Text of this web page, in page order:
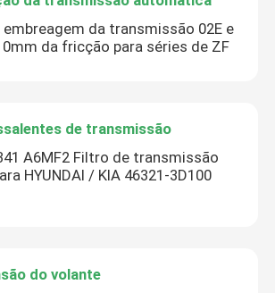
da transmissão 02E e
da fricção para séries de ZF
de transmissão
A6MF2 Filtro de transmissão
HYUNDAI / KIA 46321-3D100
do volante